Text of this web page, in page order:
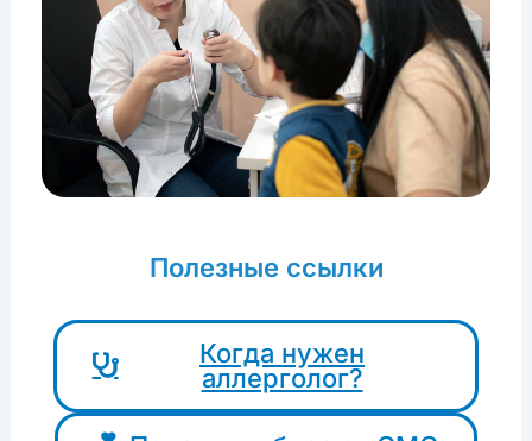
Полезные ссылки
Когда нужен
аллерголог?